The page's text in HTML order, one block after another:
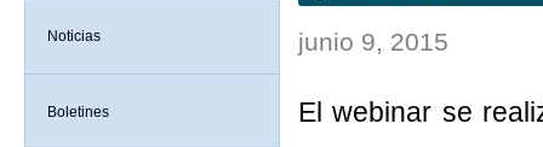
Noticias
Boletines
junio 9, 2015
El webinar se